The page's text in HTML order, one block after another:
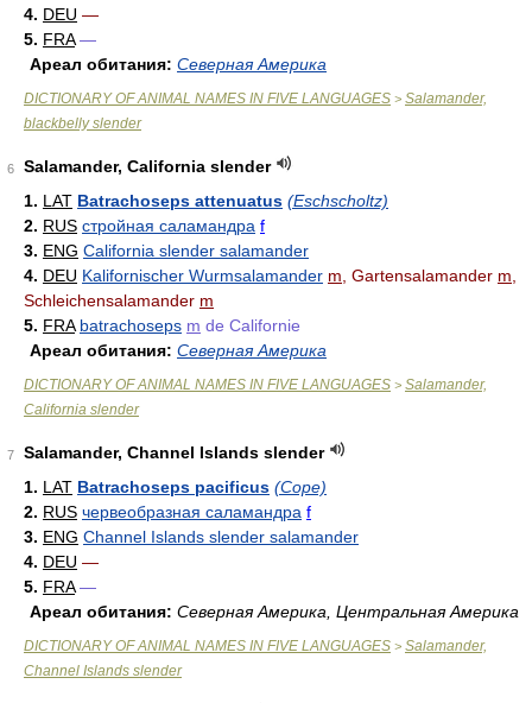
4. DEU —
5. FRA —
Ареал обитания: Северная Америка
DICTIONARY OF ANIMAL NAMES IN FIVE LANGUAGES > Salamander,
blackbelly slender
6
Salamander, California slender
1. LAT Batrachoseps attenuatus (Eschscholtz)
2. RUS стройная саламандра f
3. ENG California slender salamander
4. DEU Kalifornischer Wurmsalamander m , Gartensalamander m
Schleichensalamander m
5. FRA batrachoseps m de Californie
Ареал обитания: Северная Америка
DICTIONARY OF ANIMAL NAMES IN FIVE LANGUAGES > Salamander,
California slender
7
Salamander, Channel Islands slender
1. LAT Batrachoseps pacificus (Cope)
2. RUS червеобразная саламандра f
3. ENG Channel Islands slender salamander
4. DEU —
5. FRA —
Ареал обитания: Северная Америка, Центральная Америка
DICTIONARY OF ANIMAL NAMES IN FIVE LANGUAGES > Salamander,
Channel Islands slender